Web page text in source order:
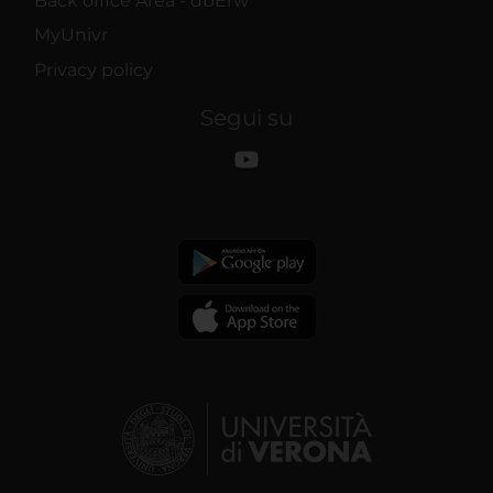
MyUnivr
Privacy policy
Segui su